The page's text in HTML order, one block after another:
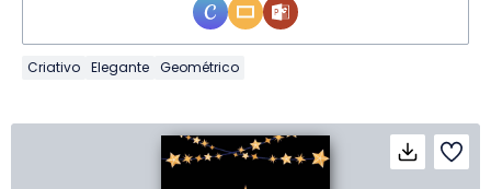
Criativo Elegante Geométrico